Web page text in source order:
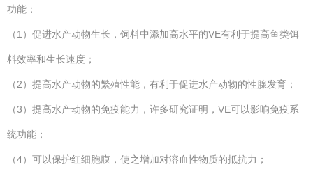
功能：
（1）促进水产动物生长，饲料中添加高水平的VE有利于提高鱼类饵
料效率和生长速度；
（2）提高水产动物的繁殖性能，有利于促进水产动物的性腺发育；
（3）提高水产动物的免疫能力，许多研究证明，VE可以影响免疫系
统功能；
（4）可以保护红细胞膜，使之增加对溶血性物质的抵抗力；